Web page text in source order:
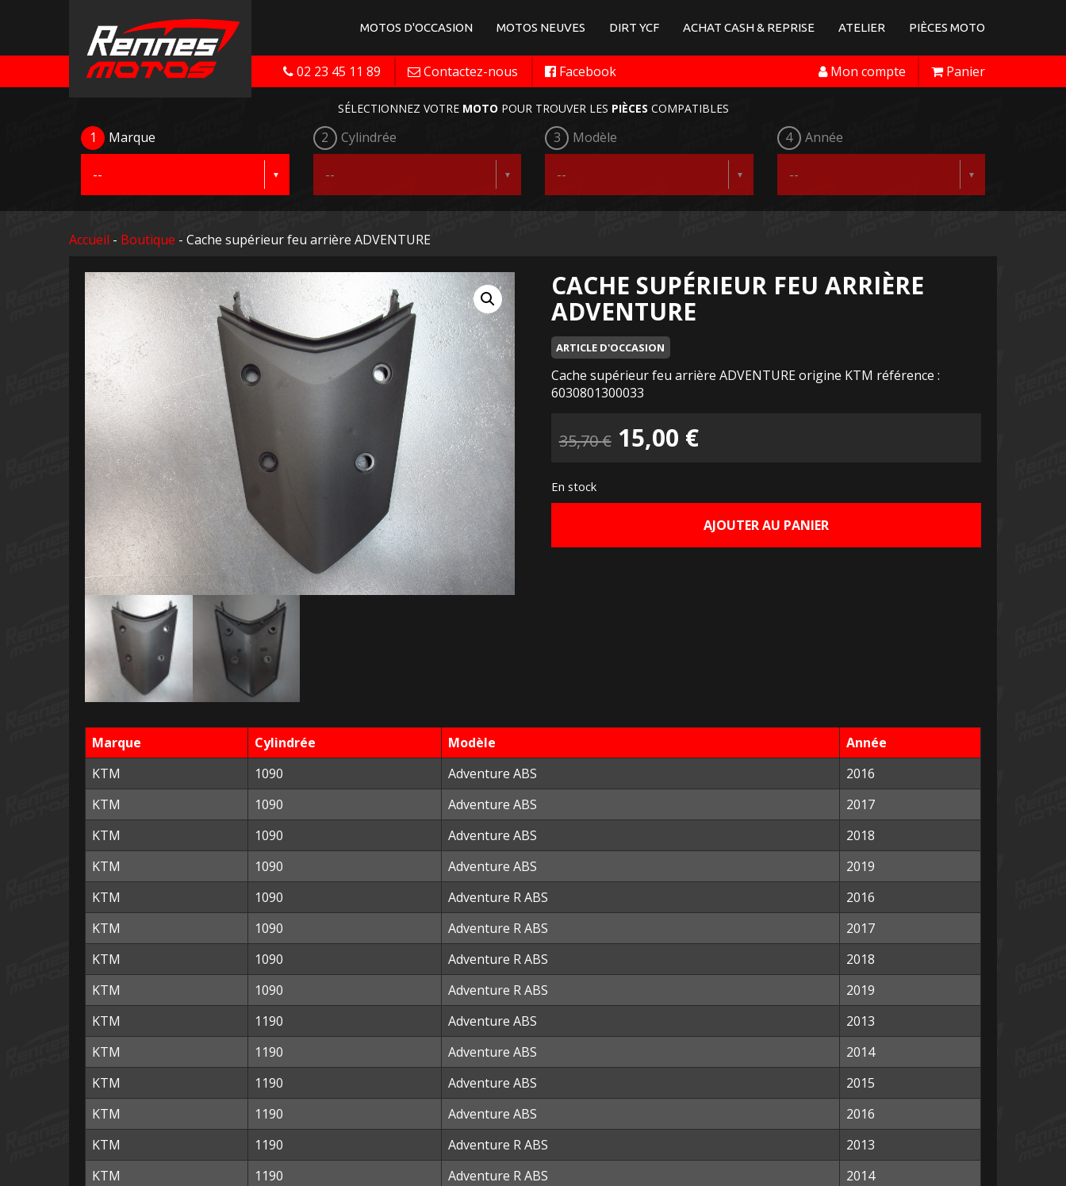
MOTOS D'OCCASION MOTOS NEUVES DIRT YCF ACHAT CASH & REPRISE ATELIER PIÈCES MOTO
02 23 45 11 89 Contactez-nous Facebook Panier
Mon compte
SÉLECTIONNEZ VOTRE MOTO POUR TROUVER LES PIÈCES COMPATIBLES
1 Marque 2 Cylindrée 3 Modèle 4 Année
Accueil - Boutique - Cache supérieur feu arrière ADVENTURE
CACHE SUPÉRIEUR FEU ARRIÈRE
ADVENTURE
ARTICLE D'OCCASION
Cache supérieur feu arrière ADVENTURE origine KTM référence :
6030801300033
35,70€ Le
initial
15,00 €Le
actuel
est :
En stock
AJOUTER AU PANIER
Marque Cylindrée Modèle
Année
KTM
1090 Adventure ABS
2016
KTM
1090 Adventure ABS
2017
KTM
1090 Adventure ABS
2018
KTM
1090 Adventure ABS
2019
KTM
1090 Adventure R ABS
2016
KTM
1090 Adventure R ABS
2017
KTM
1090 Adventure R ABS
2018
KTM
1090 Adventure R ABS
2019
KTM
1190 Adventure ABS
2013
KTM
1190 Adventure ABS
2014
KTM
1190 Adventure ABS
2015
KTM
1190 Adventure ABS
2016
KTM
1190 Adventure R ABS
2013
KTM
1190 Adventure R ABS
2014